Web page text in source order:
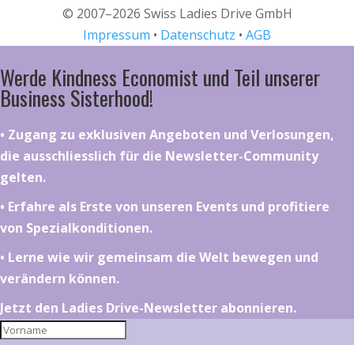
© 2007–2026 Swiss Ladies Drive GmbH
Impressum • Datenschutz • AGB
Werde Kindness Economist und Teil unserer
Business Sisterhood!
•⁠ ⁠⁠Zugang zu exklusiven Angeboten und Verlosungen,
die ausschliesslich für die Newsletter-Community
gelten.
•⁠ ⁠⁠Erfahre als Erste von unseren Events und profitiere
von Spezialkonditionen.
•⁠ ⁠⁠Lerne wie wir gemeinsam die Welt bewegen und
verändern können.
Jetzt den Ladies Drive-Newsletter abonnieren.